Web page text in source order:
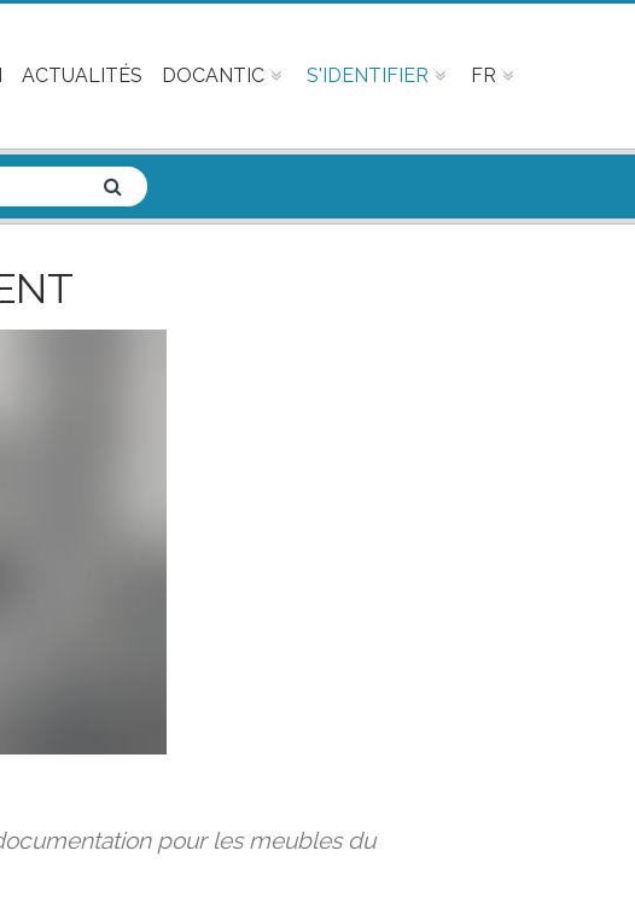
ACTUALITÉS DOCANTIC S'IDENTIFIER FR
pour les meubles du